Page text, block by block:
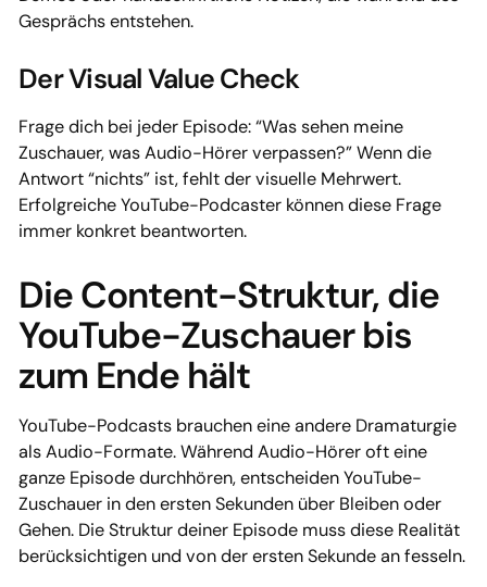
Gesprächs entstehen.
Der Visual Value Check
Frage dich bei jeder Episode: “Was sehen meine
Zuschauer, was Audio-Hörer verpassen?” Wenn die
Antwort “nichts” ist, fehlt der visuelle Mehrwert.
Erfolgreiche YouTube-Podcaster können diese Frage
immer konkret beantworten.
Die Content-Struktur, die
YouTube-Zuschauer bis
zum Ende hält
YouTube-Podcasts brauchen eine andere Dramaturgie
als Audio-Formate. Während Audio-Hörer oft eine
ganze Episode durchhören, entscheiden YouTube-
Zuschauer in den ersten Sekunden über Bleiben oder
Gehen. Die Struktur deiner Episode muss diese Realität
berücksichtigen und von der ersten Sekunde an fesseln.